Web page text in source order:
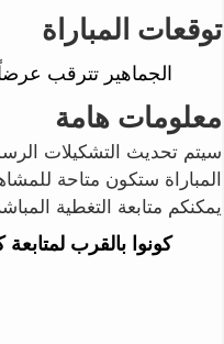
توقعات المباراة
الجماهير تترقب
معلومات هامة
سيتم تحديث التشكيلات
المباراة ستكون متاحة
يمكنكم متابعة التغطية
كونوا بالقرب